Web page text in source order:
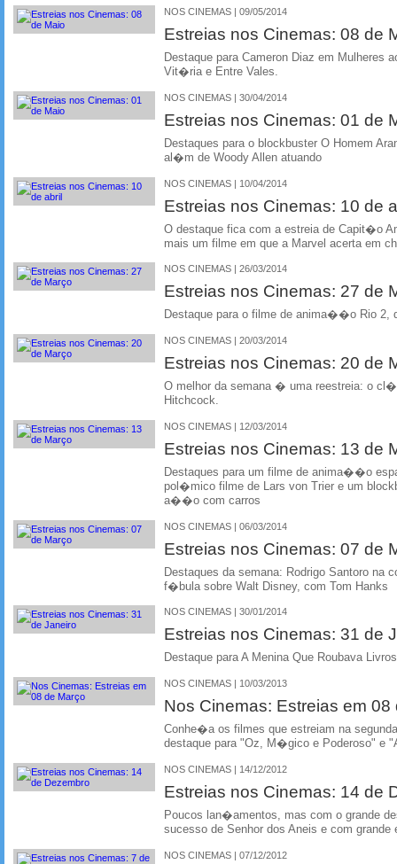
NOS CINEMAS | 09/05/2014
Estreias nos Cinemas: 08 de
Destaque para Cameron Diaz em Mulheres
Vit�ria e Entre Vales.
NOS CINEMAS | 30/04/2014
Estreias nos Cinemas: 01 de
Destaques para o blockbuster O Homem
al�m de Woody Allen atuando
NOS CINEMAS | 10/04/2014
Estreias nos Cinemas: 10 de
O destaque fica com a estreia de Capit�o
mais um filme em que a Marvel acerta em
NOS CINEMAS | 26/03/2014
Estreias nos Cinemas: 27 de
Destaque para o filme de anima��o Rio 2,
NOS CINEMAS | 20/03/2014
Estreias nos Cinemas: 20 de
O melhor da semana � uma reestreia: o
Hitchcock.
NOS CINEMAS | 12/03/2014
Estreias nos Cinemas: 13 de
Destaques para um filme de anima��o
pol�mico filme de Lars von Trier e um
a��o com carros
NOS CINEMAS | 06/03/2014
Estreias nos Cinemas: 07 de
Destaques da semana: Rodrigo Santoro
f�bula sobre Walt Disney, com Tom Hanks
NOS CINEMAS | 30/01/2014
Estreias nos Cinemas: 31 de
Destaque para A Menina Que Roubava
NOS CINEMAS | 10/03/2013
Nos Cinemas: Estreias em
Conhe�a os filmes que estreiam na
destaque para "Oz, M�gico e Poderoso" e
NOS CINEMAS | 14/12/2012
Estreias nos Cinemas: 14 de
Poucos lan�amentos, mas com o grande
sucesso de Senhor dos Aneis e com grande
NOS CINEMAS | 07/12/2012